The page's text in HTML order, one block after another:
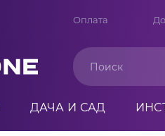
Оплата
ДАЧА И САД